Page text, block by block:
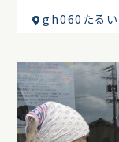
gh060たるい